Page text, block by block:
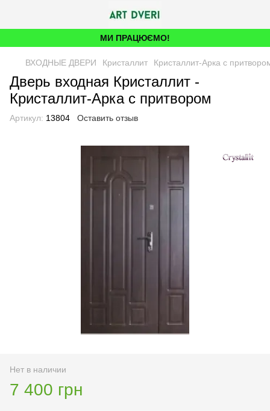
МИ ПРАЦЮЄМО!
ВХОДНЫЕ ДВЕРИ Кристаллит Кристаллит-Арка с
Дверь входная Кристаллит -
Кристаллит-Арка с притвором
Артикул: 13804 Оставить отзыв
Нет в наличии
7 400 грн